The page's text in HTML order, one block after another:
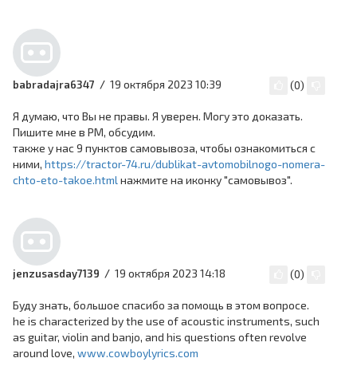
babradajra6347 19 октября 2023 10:39 (0)
Я думаю, что Вы не правы. Я уверен. Могу это доказать.
Пишите мне в PM, обсудим.
также у нас 9 пунктов самовывоза, чтобы ознакомиться с
ними, https://tractor-74.ru/dublikat-avtomobilnogo-nomera-
chto-eto-takoe.html нажмите на иконку "самовывоз".
jenzusasday7139 19 октября 2023 14:18 (0)
Буду знать, большое спасибо за помощь в этом вопросе.
he is characterized by the use of acoustic instruments, such
as guitar, violin and banjo, and his questions often revolve
around love, www.cowboylyrics.com